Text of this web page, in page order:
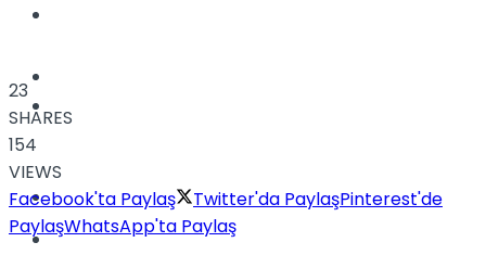
Kadınca
Tatil
Spor
23
SHARES
154
VIEWS
Facebook'ta Paylaş
Twitter'da PaylaşPinterest'de
PaylaşWhatsApp'ta Paylaş